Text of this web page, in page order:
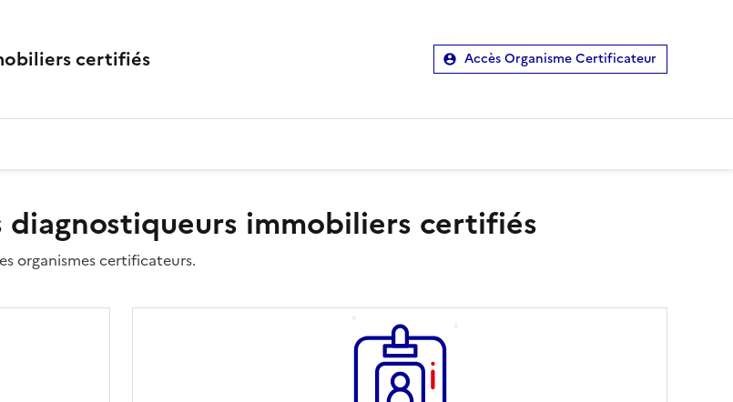
certifiés Accès Organisme Certificateur
diagnostiqueurs immobiliers certifiés
organismes certificateurs.